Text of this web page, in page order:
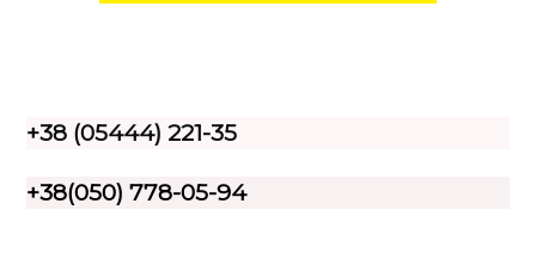
+38 (05444) 221-35
+38(050) 778-05-94